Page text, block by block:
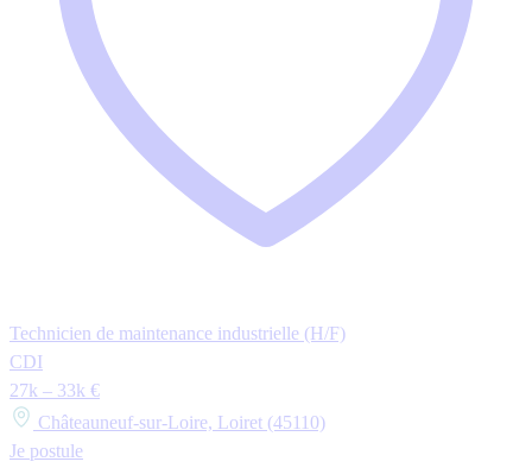
Technicien de maintenance industrielle (H/F)
CDI
27k – 33k €
Châteauneuf-sur-Loire, Loiret (45110)
Je postule